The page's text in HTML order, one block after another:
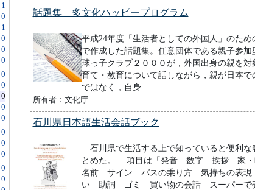
1
0
1
0
0
0
0
0
0
0
0
0
0
0
0
0
話題集 多文化ハッピープログラム
平成24年度「生活者としての外国人」のため
で作成した話題集。任意団体である親子参加
球っ子クラブ２０００が，外国出身の親を対
育て・教育について話しながら，親が日本で
ではなく，自身...
所有者：文化庁
石川県日本語生活会話ブック
石川県で生活する上で知っていると便利な
とめた。 項目は「発音 数字 挨拶 家・
名前 サイン バスの乗り方 気持ちの表現
い 助詞 ゴミ 買い物の会話 スーパーで